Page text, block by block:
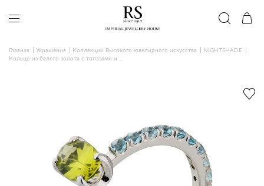
Главная Украшения Коллекции Высокого ювелирного искусства
NIGHTSHADE
Кольцо из белого золота с топазами и ...